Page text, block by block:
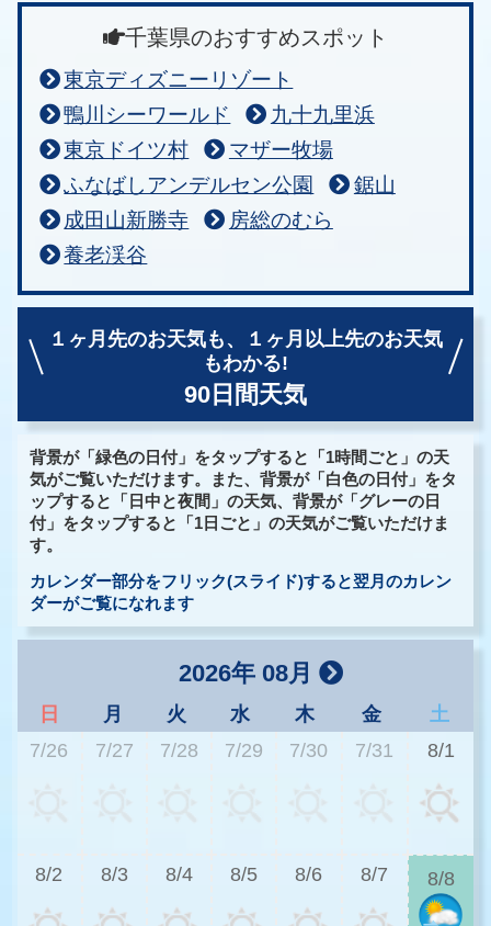
千葉県のおすすめスポット
東京ディズニーリゾート
鴨川シーワールド
九十九里浜
東京ドイツ村
マザー牧場
ふなばしアンデルセン公園
鋸山
成田山新勝寺
房総のむら
養老渓谷
１ヶ月先のお天気も、
１ヶ月以上先のお天気
もわかる!
90日間天気
背景が「緑色の日付」をタップすると「1時間ごと」の天
気がご覧いただけます。また、背景が「白色の日付」をタ
ップすると「日中と夜間」の天気、背景が「グレーの日
付」をタップすると「1日ごと」の天気がご覧いただけま
す。
カレンダー部分をフリック(スライド)すると翌月のカレン
ダーがご覧になれます
2026年 08月
日 月 火 水 木 金
土
7/26
7/27 7/28 7/29 7/30 7/31 8/1
8/2 8/3 8/4 8/5 8/6 8/7 8/8